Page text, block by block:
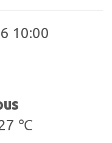
10:00
℃